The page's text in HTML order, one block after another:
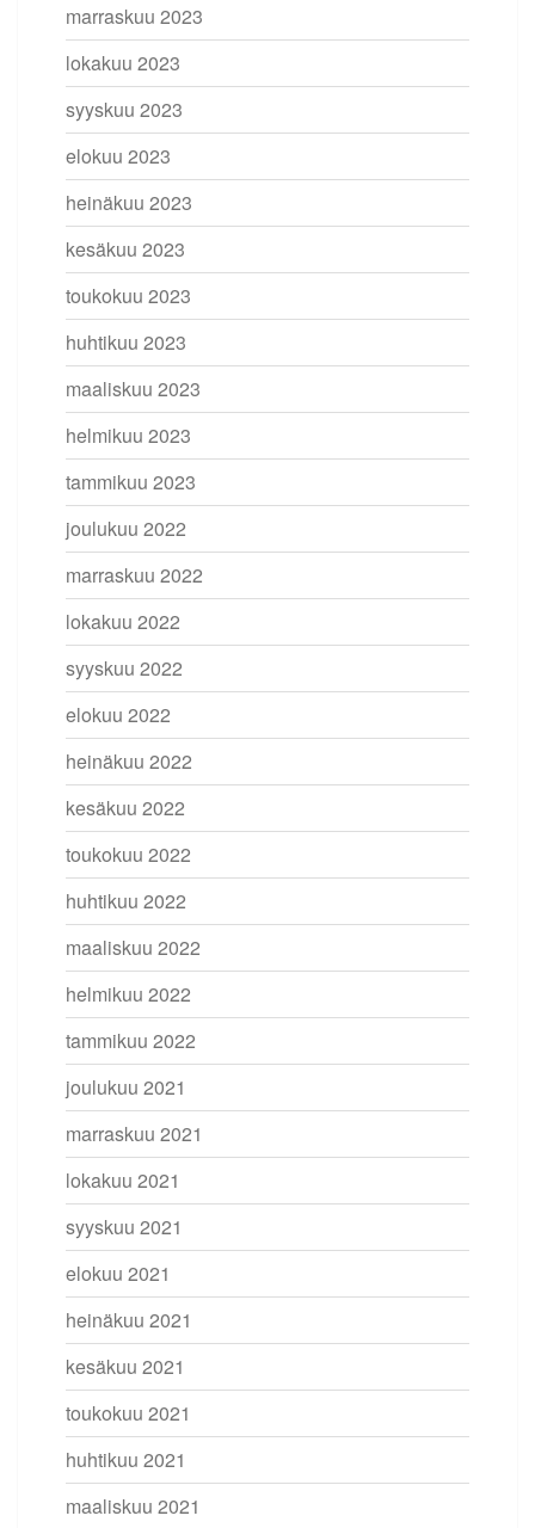
marraskuu 2023
lokakuu 2023
syyskuu 2023
elokuu 2023
heinäkuu 2023
kesäkuu 2023
toukokuu 2023
huhtikuu 2023
maaliskuu 2023
helmikuu 2023
tammikuu 2023
joulukuu 2022
marraskuu 2022
lokakuu 2022
syyskuu 2022
elokuu 2022
heinäkuu 2022
kesäkuu 2022
toukokuu 2022
huhtikuu 2022
maaliskuu 2022
helmikuu 2022
tammikuu 2022
joulukuu 2021
marraskuu 2021
lokakuu 2021
syyskuu 2021
elokuu 2021
heinäkuu 2021
kesäkuu 2021
toukokuu 2021
huhtikuu 2021
maaliskuu 2021